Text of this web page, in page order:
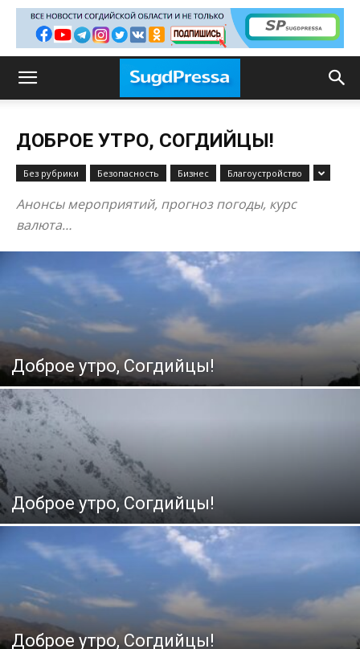
ДОБРОЕ УТРО, СОГДИЙЦЫ!
Без рубрики Безопасность Бизнес Благоустройство
Анонсы мероприятий, прогноз погоды, курс
валюта…
Доброе утро, Согдийцы!
Доброе утро, Согдийцы!
Доброе утро, Согдийцы!